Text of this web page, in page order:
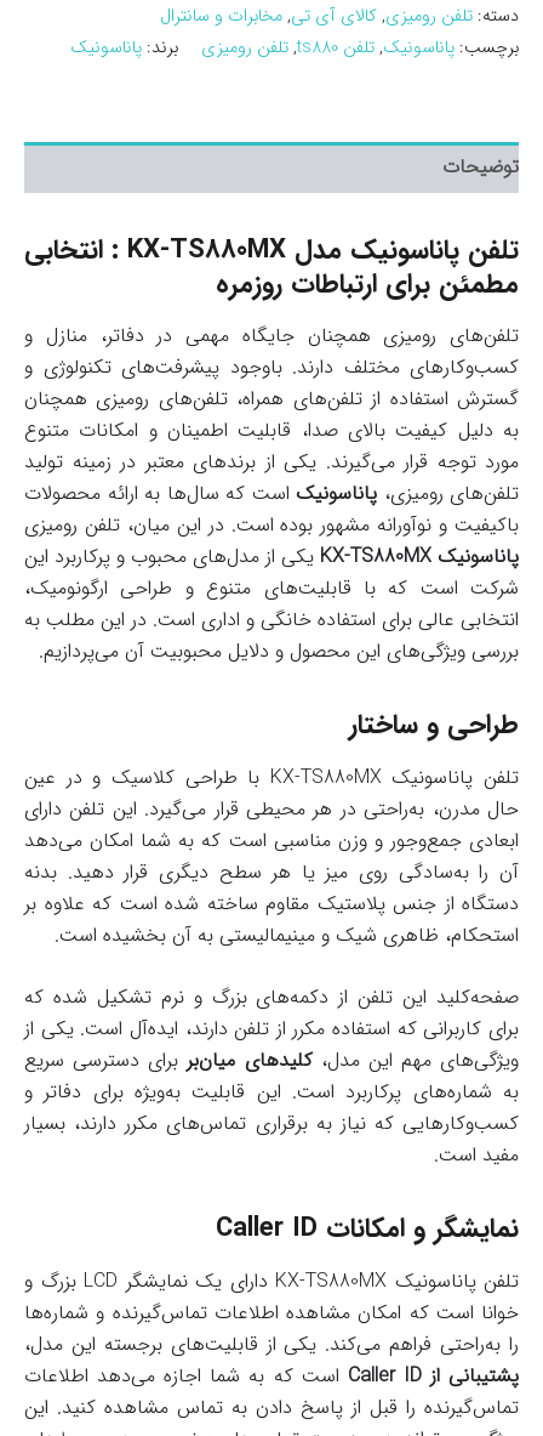
عدد
دسته: تلفن رومیزی,کالای آی تی,مخابرات و سانترال
برچسب: پاناسونیک,تلفن ts880 ,تلفن رومیزی برند: پاناسونیک
توضیحات
تلفن پاناسونیک مدل KX-TS880MX : انتخابی
مطمئن برای ارتباطات روزمره
تلفن‌های رومیزی همچنان جایگاه مهمی در دفاتر، منازل و
کسب‌وکارهای مختلف دارند. باوجود پیشرفت‌های تکنولوژی و
گسترش استفاده از تلفن‌های همراه، تلفن‌های رومیزی همچنان
به دلیل کیفیت بالای صدا، قابلیت اطمینان و امکانات متنوع
مورد توجه قرار می‌گیرند. یکی از برندهای معتبر در زمینه تولید
تلفن‌های رومیزی، پاناسونیک است که سال‌ها به ارائه محصولات
باکیفیت و نوآورانه مشهور بوده است. در این میان، تلفن رومیزی
پاناسونیک KX-TS880MX
یکی از مدل‌های محبوب و پرکاربرد این
شرکت است که با قابلیت‌های متنوع و طراحی ارگونومیک،
انتخابی عالی برای استفاده خانگی و اداری است. در این مطلب به
بررسی ویژگی‌های این محصول و دلایل محبوبیت آن می‌پردازیم.
طراحی و ساختار
تلفن پاناسونیک KX-TS880MX با طراحی کلاسیک و در عین
حال مدرن، به‌راحتی در هر محیطی قرار می‌گیرد. این تلفن دارای
ابعادی جمع‌وجور و وزن مناسبی است که به شما امکان می‌دهد
آن را به‌سادگی روی میز یا هر سطح دیگری قرار دهید. بدنه
دستگاه از جنس پلاستیک مقاوم ساخته شده است که علاوه بر
استحکام، ظاهری شیک و مینیمالیستی به آن بخشیده است.
صفحه‌کلید این تلفن از دکمه‌های بزرگ و نرم تشکیل شده که
برای کاربرانی که استفاده مکرر از تلفن دارند، ایده‌آل است. یکی از
ویژگی‌های مهم این مدل،کلیدهای میان‌بربرای دسترسی سریع
به شماره‌های پرکاربرد است. این قابلیت به‌ویژه برای دفاتر و
کسب‌وکارهایی که نیاز به برقراری تماس‌های مکرر دارند، بسیار
مفید است.
نمایشگر و امکانات Caller ID
تلفن پاناسونیک KX-TS880MX دارای یک نمایشگر LCD بزرگ و
خوانا است که امکان مشاهده اطلاعات تماس‌گیرنده و شماره‌ها
را به‌راحتی فراهم می‌کند. یکی از قابلیت‌های برجسته این مدل،
پشتیبانی از Caller ID
است که به شما اجازه می‌دهد اطلاعات
تماس‌گیرنده را قبل از پاسخ دادن به تماس مشاهده کنید. این